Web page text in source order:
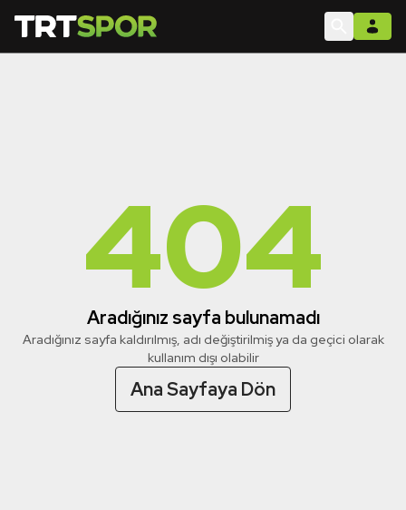
404
Aradığınız sayfa bulunamadı
Aradığınız sayfa kaldırılmış, adı değiştirilmiş ya da geçici olarak
kullanım dışı olabilir
Ana Sayfaya Dön